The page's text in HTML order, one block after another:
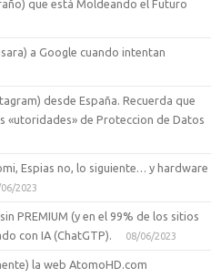
que está Moldeando el Futuro
a Google cuando intentan
desde España. Recuerda que
«utoridades» de Proteccion de Datos
Espias no, lo siguiente… y hardware
2023
PREMIUM (y en el 99% de los sitios
con IA (ChatGTP).
08/06/2023
la web AtomoHD.com